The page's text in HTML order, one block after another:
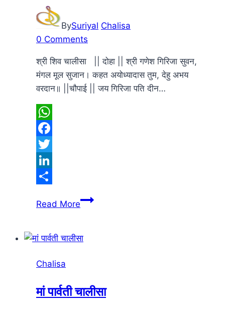
BySuriyal Chalisa
0 Comments
श्री शिव चालीसा || दोहा || श्री गणेश गिरिजा सुवन,
मंगल मूल सुजान। कहत अयोध्यादास तुम, देहु अभय
वरदान॥ ||चौपाई || जय गिरिजा पति दीन…
WhatsApp
Facebook
Twitter
LinkedIn
Read Moreश्री
Chalisa
मां पार्वती चालीसा